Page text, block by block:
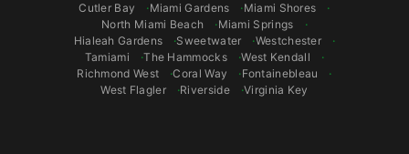
Cutler Bay
Miami Gardens
Miami Shores
North Miami Beach
Miami Springs
Hialeah Gardens
Sweetwater
Westchester
Tamiami
The Hammocks
West Kendall
Richmond West
Coral Way
Fontainebleau
West Flagler
Riverside Virginia Key